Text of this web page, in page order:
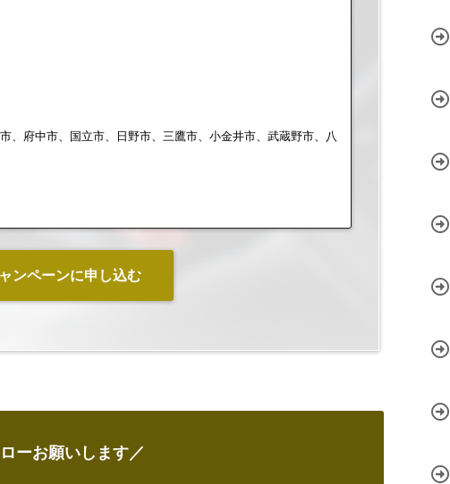
、府中市、国立市、日野市、三鷹市、小金井市、武蔵野市、八
ンペーンに申し込む
ーお願いします／